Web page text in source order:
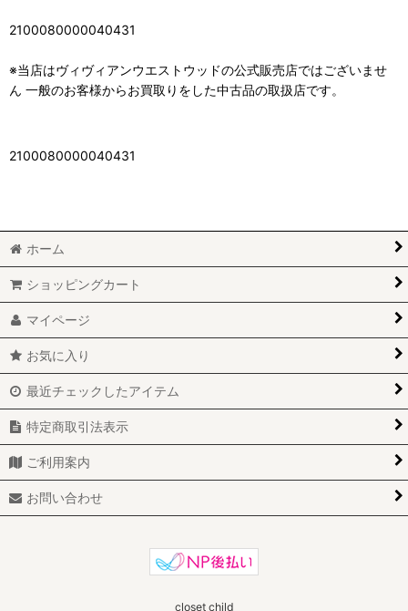
2100080000040431
※当店はヴィヴィアンウエストウッドの公式販売店ではございませ
ん 一般のお客様からお買取りをした中古品の取扱店です。
2100080000040431
ホーム
ショッピングカート
マイページ
お気に入り
最近チェックしたアイテム
特定商取引法表示
ご利用案内
お問い合わせ
closet child